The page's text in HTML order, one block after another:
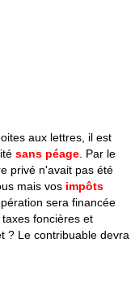
aux lettres, il est
sans péage. Par le
privé n'avait pas été
mais vos impôts
sera financée
foncières et
? Le contribuable devra